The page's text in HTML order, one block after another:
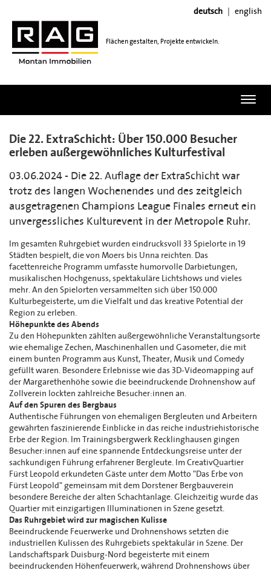
deutsch english
Flächen gestalten, Projekte entwickeln.
Die 22. ExtraSchicht: Über 150.000 Besucher
erleben außergewöhnliches Kulturfestival
03.06.2024 - Die 22. Auflage der ExtraSchicht war
trotz des langen Wochenendes und des zeitgleich
ausgetragenen Champions League Finales erneut ein
unvergessliches Kulturevent in der Metropole Ruhr.
Im gesamten Ruhrgebiet wurden eindrucksvoll 33 Spielorte in 19
Städten bespielt, die von Moers bis Unna reichten. Das
facettenreiche Programm umfasste humorvolle Darbietungen,
musikalischen Hochgenuss, spektakuläre Lichtshows und vieles
mehr. An den Spielorten versammelten sich über 150.000
Kulturbegeisterte, um die Vielfalt und das kreative Potential der
Region zu erleben.
Höhepunkte des Abends
Zu den Höhepunkten zählten außergewöhnliche Veranstaltungsorte
wie ehemalige Zechen, Maschinenhallen und Gasometer, die mit
einem bunten Programm aus Kunst, Theater, Musik und Comedy
gefüllt waren. Besondere Erlebnisse wie das 3D-Videomapping auf
der Margarethenhöhe sowie die beeindruckende Drohnenshow auf
Zollverein lockten zahlreiche Besucher:innen an.
Auf den Spuren des Bergbaus
Authentische Führungen von ehemaligen Bergleuten und Arbeitern
gewährten faszinierende Einblicke in das reiche industriehistorische
Erbe der Region. Im Trainingsbergwerk Recklinghausen gingen
Besucher:innen auf eine spannende Entdeckungsreise unter der
sachkundigen Führung erfahrener Bergleute. Im CreativQuartier
Fürst Leopold erkundeten Gäste unter dem Motto "Das Erbe von
Fürst Leopold" gemeinsam mit dem Dorstener Bergbauverein
besondere Bereiche der alten Schachtanlage. Gleichzeitig wurde das
Quartier mit einzigartigen Illuminationen in Szene gesetzt.
Das Ruhrgebiet wird zur magischen Kulisse
Beeindruckende Feuerwerke und Drohnenshows setzten die
industriellen Kulissen des Ruhrgebiets spektakulär in Szene. Der
Landschaftspark Duisburg-Nord begeisterte mit einem
beeindruckenden Höhenfeuerwerk, während Drohnenshows über